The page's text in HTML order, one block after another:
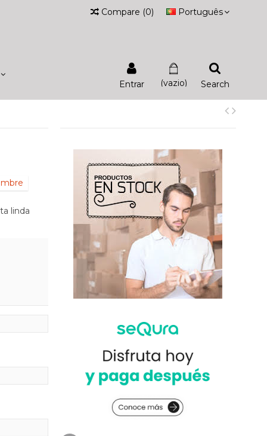
Português
Compare (0)
Search
(vazio)
Entrar
linda